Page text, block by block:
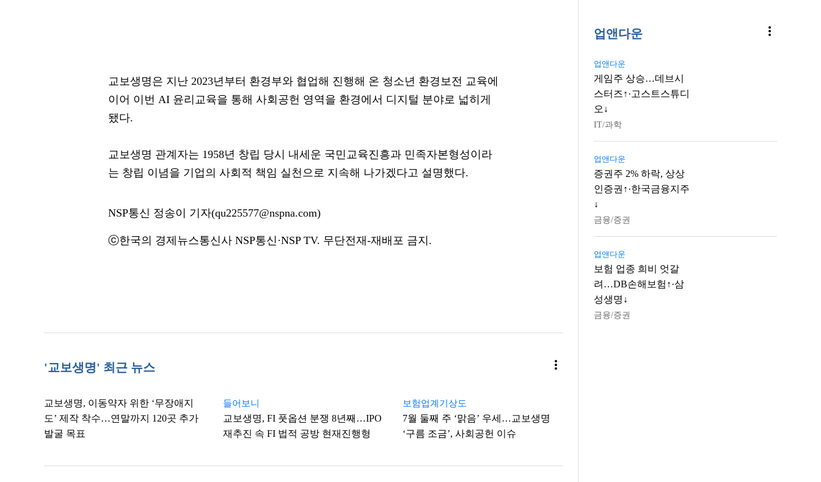
교보생명은 지난 2023년부터 환경부와 협업해 진행해 온 청소년 환경보전 교육에
이어 이번 AI 윤리교육을 통해 사회공헌 영역을 환경에서 디지털 분야로 넓히게
됐다.
교보생명 관계자는 1958년 창립 당시 내세운 국민교육진흥과 민족자본형성이라
는 창립 이념을 기업의 사회적 책임 실천으로 지속해 나가겠다고 설명했다.
NSP통신 정송이 기자(qu225577@nspna.com)
ⓒ한국의 경제뉴스통신사 NSP통신·NSP TV. 무단전재-재배포 금지.
'교보생명' 최근 뉴스 more_vert
교보생명, 이동약자 위한 ‘무장애지
도’ 제작 착수…연말까지 120곳 추가
발굴 목표
들어보니
교보생명, FI 풋옵션 분쟁 8년째…IPO
재추진 속 FI 법적 공방 현재진행형
보험업계기상도
7월 둘째 주 ‘맑음’ 우세…교보생명
‘구름 조금’, 사회공헌 이슈
업앤다운 more_vert
업앤다운
게임주 상승…데브시
스터즈↑·고스트스튜디
오↓
IT/과학
업앤다운
증권주 2% 하락, 상상
인증권↑·한국금융지주
↓
금융/증권
업앤다운
보험 업종 희비 엇갈
려…DB손해보험↑·삼
성생명↓
금융/증권